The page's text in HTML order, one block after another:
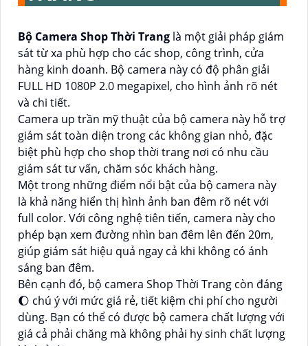
Bộ Camera Shop Thời Trang là một giải pháp giám
sát từ xa phù hợp cho các shop, công trình, cửa
hàng kinh doanh. Bộ camera này có độ phân giải
FULL HD 1080P 2.0 megapixel, cho hình ảnh rõ nét
và chi tiết.
Camera up trần mỹ thuật của bộ camera này hỗ trợ
giám sát toàn diện trong các không gian nhỏ, đặc
biệt phù hợp cho shop thời trang nơi có nhu cầu
giám sát tư vấn, chăm sóc khách hàng.
Một trong những điểm nổi bật của bộ camera này
là khả năng hiển thị hình ảnh ban đêm rõ nét với
full color. Với công nghệ tiên tiến, camera này cho
phép bạn xem đường nhìn ban đêm lên đến 20m,
giúp giám sát hiệu quả ngay cả khi không có ánh
sáng ban đêm.
Bên cạnh đó, bộ camera Shop Thời Trang còn đáng
🌔 chú ý với mức giá rẻ, tiết kiệm chi phí cho người
dùng. Bạn có thể có được bộ camera chất lượng với
giá cả phải chăng mà không phải hy sinh chất lượng